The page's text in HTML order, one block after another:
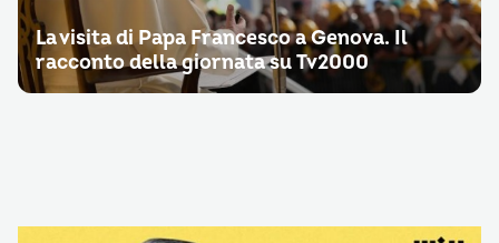
La visita di Papa Francesco a Genova. Il
racconto della giornata su Tv2000